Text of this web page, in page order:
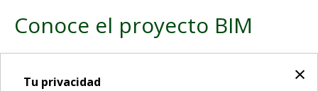
×
Tu privacidad
Conoce el proyecto BIM
Las últimas familias de productos publicadas en formato RFA
(por Autodesk® Revit®) son: